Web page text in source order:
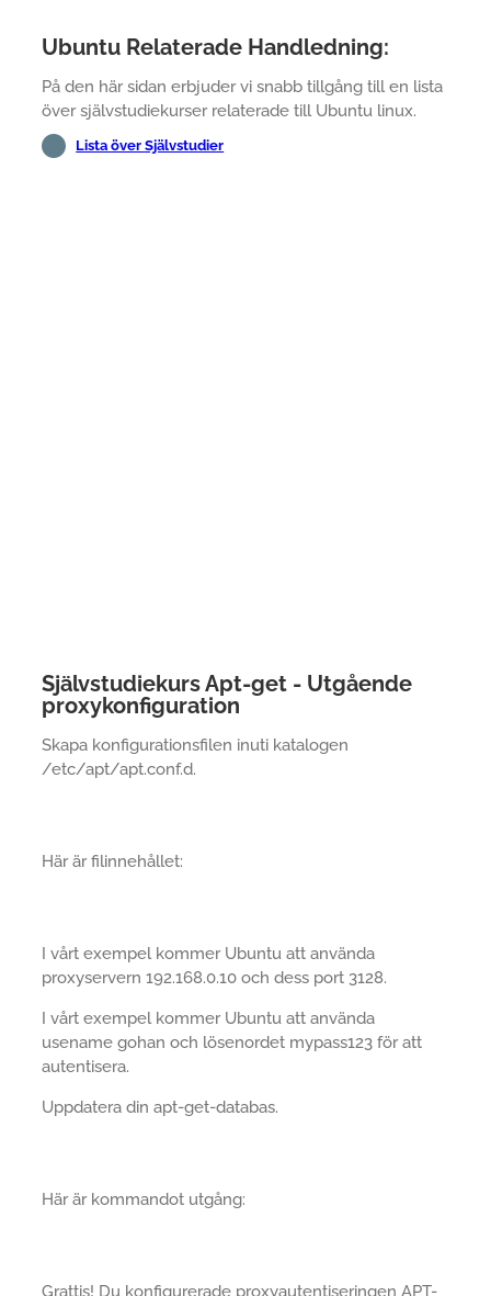
Ubuntu Relaterade Handledning:
På den här sidan erbjuder vi snabb tillgång till en lista
över självstudiekurser relaterade till Ubuntu linux.
Lista över Självstudier
Självstudiekurs Apt-get - Utgående
proxykonfiguration
Skapa konfigurationsfilen inuti katalogen
/etc/apt/apt.conf.d.
Här är filinnehållet:
I vårt exempel kommer Ubuntu att använda
proxyservern 192.168.0.10 och dess port 3128.
I vårt exempel kommer Ubuntu att använda
usename gohan och lösenordet mypass123 för att
autentisera.
Uppdatera din apt-get-databas.
Här är kommandot utgång:
Grattis! Du konfigurerade proxyautentiseringen APT-